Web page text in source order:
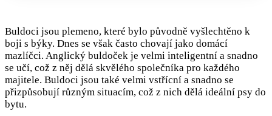
Buldoci jsou plemeno, které bylo původně vyšlechtěno k
boji s býky. Dnes se však často chovají jako domácí
mazlíčci. Anglický buldoček je velmi inteligentní a snadno
se učí, což z něj dělá skvělého společníka pro každého
majitele. Buldoci jsou také velmi vstřícní a snadno se
přizpůsobují různým situacím, což z nich dělá ideální psy do
bytu.